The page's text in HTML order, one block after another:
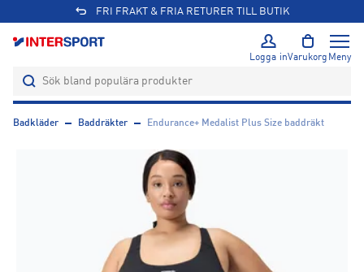
FRI FRAKT & FRIA RETURER TILL BUTIK
Logga inVarukorg Meny
Badkläder Baddräkter Endurance+ Medalist Plus Size baddräkt